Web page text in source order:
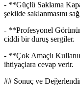
- **Güçlü Saklama
şekilde saklanmasını
- **Profesyonel
ciddi bir duruş sergiler.
- **Çok Amaçlı
ihtiyaçlara cevap verir.
## Sonuç ve